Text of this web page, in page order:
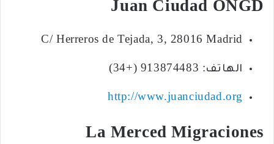
Juan Ciudad ONGD
C/ Herreros de Tejada, 3, 28016 Madrid
الهاتف: 913874483 (+34)
http://www.juanciudad.org
La Merced Migraciones